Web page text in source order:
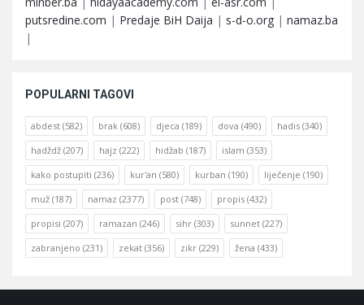
putsredine.com | Predaje BiH Daija | s-d-o.org | namaz.ba
|
POPULARNI TAGOVI
abdest (582) brak (608) djeca (189) dova (490) hadis (340)
hadždž (207) hajz (222) hidžab (187) islam (353)
kako postupiti (236) kur'an (580) kurban (190) liječenje (190)
muž (187) namaz (2377) post (748) propis (432)
propisi (207) ramazan (246) sihr (303) sunnet (227)
zabranjeno (231) zekat (356) zikr (229) žena (433)